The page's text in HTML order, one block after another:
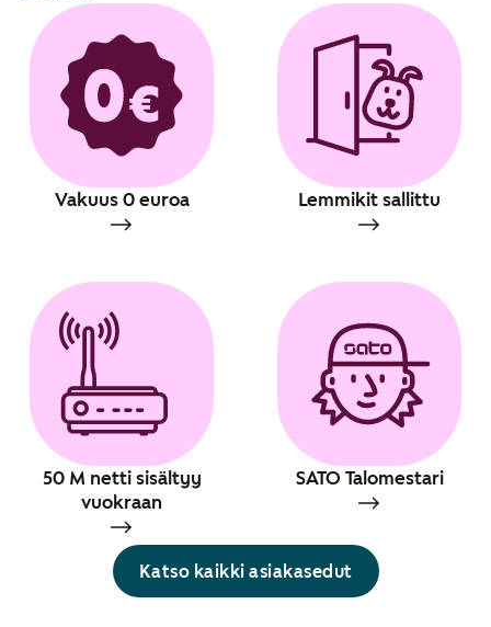
Vakuus 0 euroa Lemmikit sallittu
50 M netti sisältyy
vuokraan
SATO Talomestari
Katso kaikki asiakasedut